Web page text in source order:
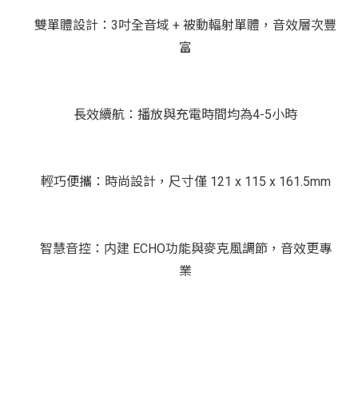
雙單體設計 ：3吋全音域 + 被動輻射單體，音效層次豐
富
長效續航 ：播放與充電時間均為4-5小時
輕巧便攜：時尚設計，尺寸僅 121 x 115 x 161.5mm
智慧音控：内建 ECHO功能與麥克風調節，音效更專
業